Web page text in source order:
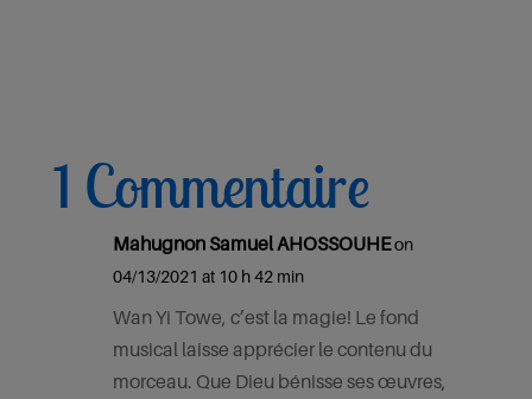
1 Commentaire
Mahugnon Samuel AHOSSOUHEon
04/13/2021 at 10 h 42 min
Wan Yi Towe, c’est la magie! Le fond
musical laisse apprécier le contenu du
morceau. Que Dieu bénisse ses œuvres,